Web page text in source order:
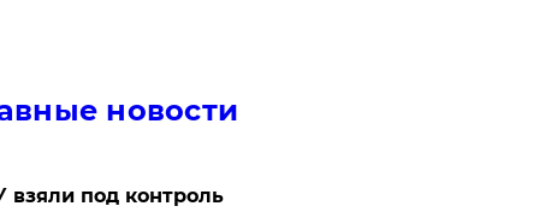
новости
взяли под контроль